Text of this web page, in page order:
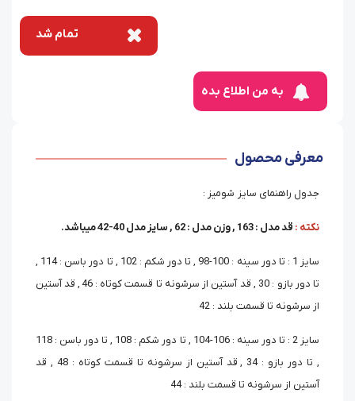
تمام شد
به من اطلاع بده
معرفی محصول
جدول راهنمای سایز شومیز :
نکته : قد مدل : 163 , وزن مدل : 62 , سایز مدل 40-42 میباشد.
سایز 1 : تا دور سینه : 100-98 , تا دور شکم : 102 , تا دور باسن : 114 ,
تا دور بازو : 30 , قد آستین از سرشونه تا قسمت کوتاه : 46 , قد آستین
از سرشونه تا قسمت بلند : 42
سایز 2 : تا دور سینه : 106-104 , تا دور شکم : 108 , تا دور باسن : 118
, تا دور بازو : 34 , قد آستین از سرشونه تا قسمت کوتاه : 48 , قد
آستین از سرشونه تا قسمت بلند : 44